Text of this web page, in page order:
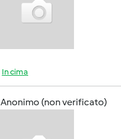
In cima
Anonimo (non verificato)